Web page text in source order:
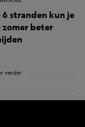
6 stranden kun je
zomer beter
verder